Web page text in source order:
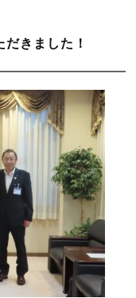
きました！